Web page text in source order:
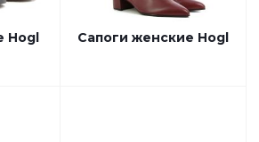
Hogl Сапоги женские Hogl